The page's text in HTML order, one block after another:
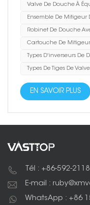
Valve De Douche À
Ensemble De Mitigeur
Robinet De Douche
Cartouche De
Types D'inverseurs De
Types De Tiges De
EN SAVOIR PLUS
Tél : +86-592-
E-mail :
WhatsApp : +86